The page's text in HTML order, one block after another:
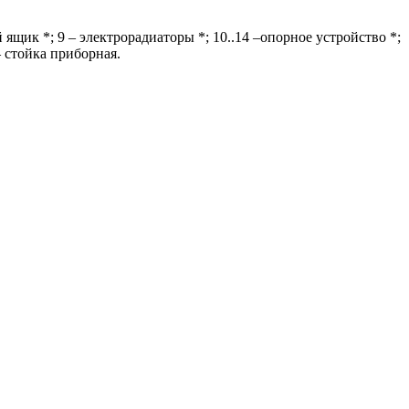
*; 9 – электрорадиаторы *; 10..14 –опорное устройство *;
приборная.